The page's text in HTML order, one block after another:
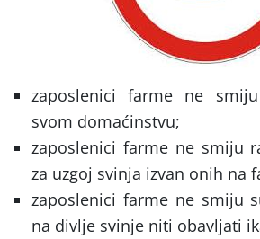
zaposlenici farme ne
svom domaćinstvu;
zaposlenici farme ne smiju
za uzgoj svinja izvan onih na
zaposlenici farme ne smiju
na divlje svinje niti obavljati